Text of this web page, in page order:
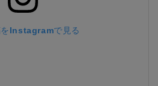
をInstagramで見る